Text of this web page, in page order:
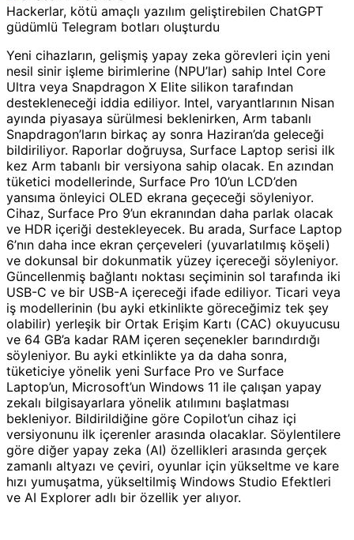
Hackerlar, kötü amaçlı yazılım geliştirebilen ChatGPT
güdümlü Telegram botları oluşturdu
Yeni cihazların, gelişmiş yapay zeka görevleri için yeni
nesil sinir işleme birimlerine (NPU’lar) sahip Intel Core
Ultra veya Snapdragon X Elite silikon tarafından
destekleneceği iddia ediliyor. Intel, varyantlarının Nisan
ayında piyasaya sürülmesi beklenirken, Arm tabanlı
Snapdragon’ların birkaç ay sonra Haziran’da geleceği
bildiriliyor. Raporlar doğruysa, Surface Laptop serisi ilk
kez Arm tabanlı bir versiyona sahip olacak. En azından
tüketici modellerinde, Surface Pro 10’un LCD’den
yansıma önleyici OLED ekrana geçeceği söyleniyor.
Cihaz, Surface Pro 9’un ekranından daha parlak olacak
ve HDR içeriği destekleyecek. Bu arada, Surface Laptop
6’nın daha ince ekran çerçeveleri (yuvarlatılmış köşeli)
ve dokunsal bir dokunmatik yüzey içereceği söyleniyor.
Güncellenmiş bağlantı noktası seçiminin sol tarafında iki
USB-C ve bir USB-A içereceği ifade ediliyor. Ticari veya
iş modellerinin (bu ayki etkinlikte göreceğimiz tek şey
olabilir) yerleşik bir Ortak Erişim Kartı (CAC) okuyucusu
ve 64 GB’a kadar RAM içeren seçenekler barındırdığı
söyleniyor. Bu ayki etkinlikte ya da daha sonra,
tüketiciye yönelik yeni Surface Pro ve Surface
Laptop’un, Microsoft’un Windows 11 ile çalışan yapay
zekalı bilgisayarlara yönelik atılımını başlatması
bekleniyor. Bildirildiğine göre Copilot’un cihaz içi
versiyonunu ilk içerenler arasında olacaklar. Söylentilere
göre diğer yapay zeka (AI) özellikleri arasında gerçek
zamanlı altyazı ve çeviri, oyunlar için yükseltme ve kare
hızı yumuşatma, yükseltilmiş Windows Studio Efektleri
ve AI Explorer adlı bir özellik yer alıyor.